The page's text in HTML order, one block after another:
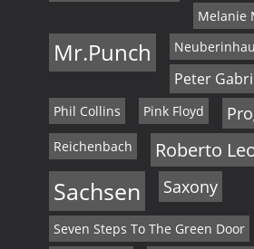
Melanie
Mr.Punch
Peter
Phil Collins Pink Floyd
Reichenbach Roberto
Sachsen Saxony
Seven Steps To The Green Door